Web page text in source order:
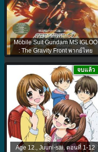
Mobile Suit Gundam MS IGLOO
: The Gravity Front พากย์ไทย
Age 12., Juuni-sai. ตอนที่ 1-12
จบแล้ว